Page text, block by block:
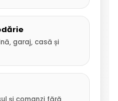
garaj, casă și
și comanzi fără